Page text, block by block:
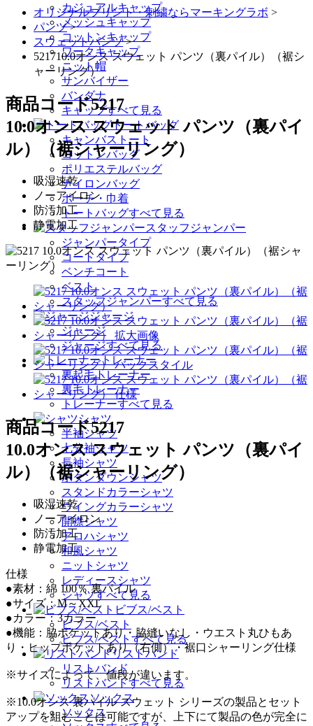
カジュアルキャップ
メッシュキャップ
コットンキャップ
ワークキャップ
ニット帽
サンバイザー
バンダナ
キャップすべて見る
トートバッグ
キャンバストート
コットンバッグ
ポリエステルバッグ
ナイロンバッグ
ポーチ・巾着
トートバッグすべて見る
スタッフジャンパー
ジャンパータイプ
コートタイプ
ベンチコート
ベスト
スタッフジャンパーすべて見る
ジャージ
ジャージ
ジャージすべて見る
トレーナー
裏起毛トレーナー
裏毛トレーナー
トレーナーすべて見る
シャツ
半袖シャツ
七分袖シャツ
長袖シャツ
ボタンダウンシャツ
スタンドカラーシャツ
ウイングカラーシャツ
開襟シャツ
アロハシャツ
和風シャツ
ニットシャツ
レディースシャツ
シャツすべて見る
ビブス/ベスト
ビブス/ベスト
ビブス/ベストすべて見る
リストバンド
リストバンド
リストバンドすべて見る
ソックス
ソックス
オリジナルプリント・刺繍ならマーキングラボ >
パンツ >
スウェットパンツ >
521710.0オンス スウェット パンツ（裏パイル）（裾シ
ャーリング）
商品コード5217
10.0オンス スウェット パンツ（裏パイ
ル）（裾シャーリング）
吸湿速乾
ノーアイロン
防汚加工
静電加工
商品コード5217
10.0オンス スウェット パンツ（裏パイ
ル）（裾シャーリング）
吸湿速乾
ノーアイロン
防汚加工
静電加工
仕様
●素材：綿 100％ 裏パイル
●サイズ：M～XXL
●カラー：3カラー
●機能：脇ポケットあり・脇縫いなし・ウエスト丸ひもあ
り・ヒップポケットあり（右側）・裾口シャーリング仕様
※サイズによって、値段が違います。
※10.0オンス 裏パイル スウェット シリーズの製品とセット
アップを組むことは可能ですが、上下にて製品の色が完全に